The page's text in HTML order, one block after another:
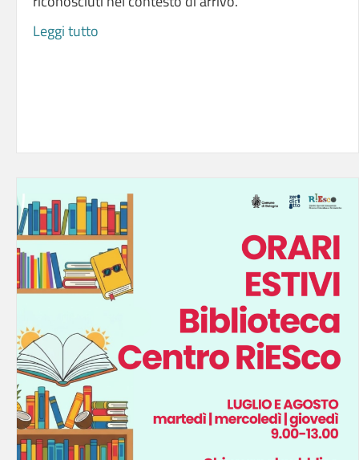
YOU KNOW | Quello che sai fare per crescere
insieme è un percorso di laboratori esperienziali e
Leggi tutto